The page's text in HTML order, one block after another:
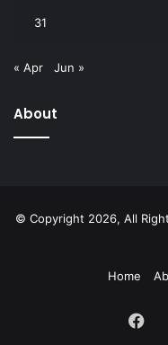
31
« Apr Jun »
About
© Copyright 2026, All
Home